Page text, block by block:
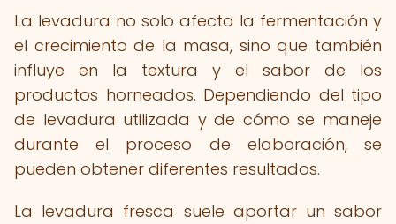
La levadura no solo afecta la fermentación y
el crecimiento de la masa, sino que también
influye en la textura y el sabor de los
productos horneados. Dependiendo del tipo
de levadura utilizada y de cómo se maneje
durante el proceso de elaboración, se
pueden obtener diferentes resultados.
La levadura fresca suele aportar un sabor